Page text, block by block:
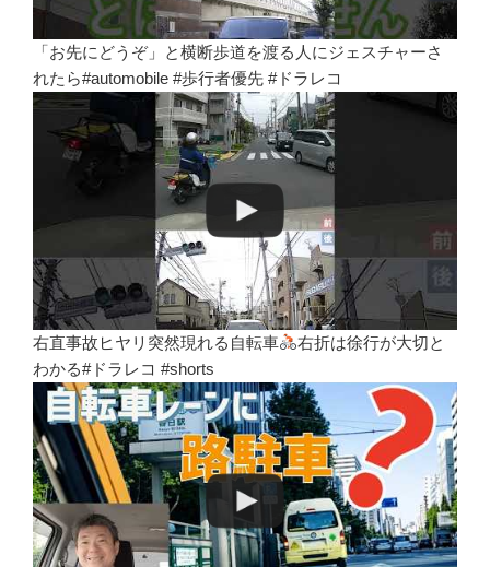
「お先にどうぞ」と横断歩道を渡る人にジェスチャーさ
れたら#automobile #歩行者優先 #ドラレコ
右直事故ヒヤリ突然現れる自転車
右折は徐行が大切と
わかる#ドラレコ #shorts